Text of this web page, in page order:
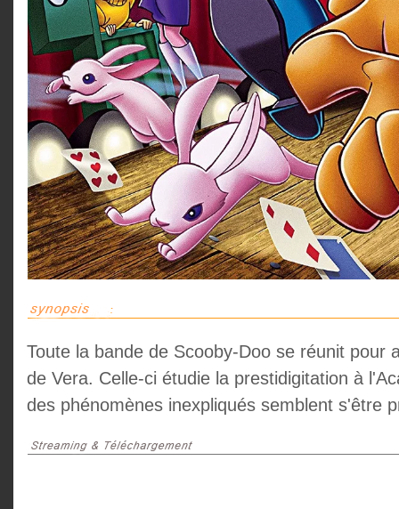
Toute la bande de Scooby-Doo se réunit
de Vera. Celle-ci étudie la prestidigitation à
des phénomènes inexpliqués semblent s'être